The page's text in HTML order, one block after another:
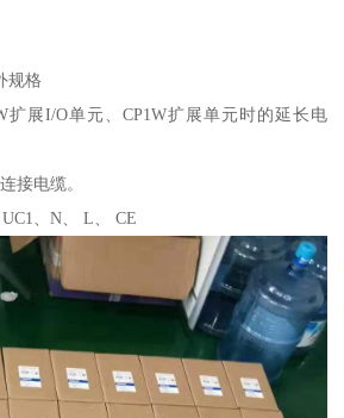
规格
扩展I/O单元、CP1W扩展单元时的延长电
接电缆。
UC1、N、 L、 CE